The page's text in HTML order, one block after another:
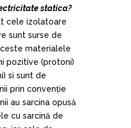
statica?
cele izolatoare
sunt surse de
materialele
pozitive (protoni)
si sunt de
prin convenție
au sarcina opusă
cu sarcină de